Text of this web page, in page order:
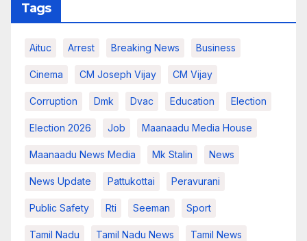
Tags
Aituc Arrest Breaking News​ Business
Cinema CM Joseph Vijay CM Vijay
Corruption Dmk Dvac Education Election
Election 2026 Job Maanaadu Media House
Maanaadu News Media Mk Stalin News
News Update Pattukottai Peravurani
Public Safety Rti Seeman Sport
Tamil Nadu Tamil Nadu News Tamil News